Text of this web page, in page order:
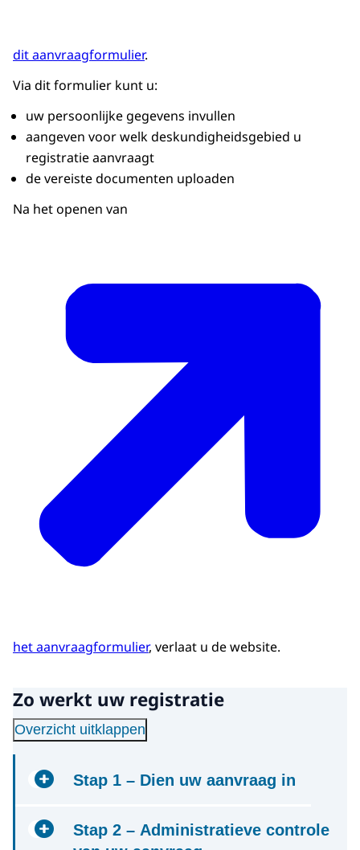
dit aanvraagformulier.
Via dit formulier kunt u:
uw persoonlijke gegevens invullen
aangeven voor welk deskundigheidsgebied u
registratie aanvraagt
de vereiste documenten uploaden
Na het openen van
het aanvraagformulier, verlaat u de website.
Zo werkt uw registratie
Overzicht uitklappen
Stap 1 – Dien uw aanvraag in
Stap 2 – Administratieve controle